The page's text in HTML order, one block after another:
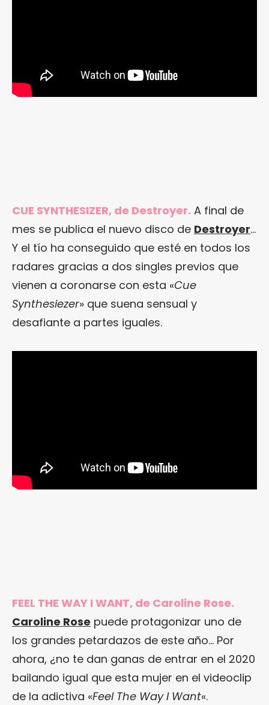
CUE SYNTHESIZER, de Destroyer. A final de
mes se publica el nuevo disco de Destroyer…
Y el tío ha conseguido que esté en todos los
radares gracias a dos singles previos que
vienen a coronarse con esta «Cue
Synthesiezer» que suena sensual y
desafiante a partes iguales.
FEEL THE WAY I WANT, de Caroline Rose.
Caroline Rose puede protagonizar uno de
los grandes petardazos de este año… Por
ahora, ¿no te dan ganas de entrar en el 2020
bailando igual que esta mujer en el videoclip
de la adictiva «Feel The Way I Want«.